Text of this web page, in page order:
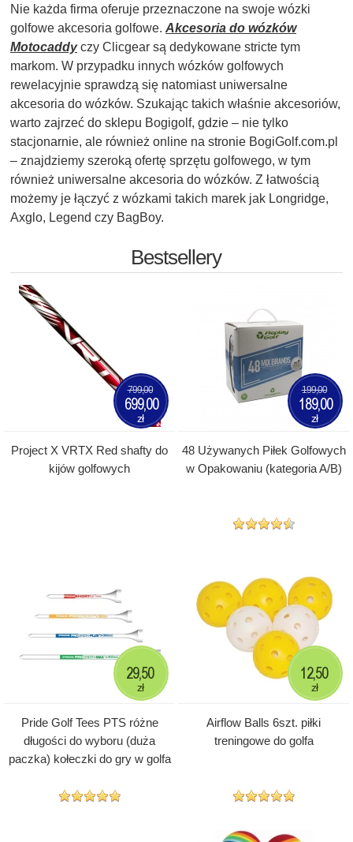
Nie każda firma oferuje przeznaczone na swoje wózki
golfowe akcesoria golfowe. Akcesoria do wózków
Motocaddyczy Clicgear są dedykowane stricte tym
markom. W przypadku innych wózków golfowych
rewelacyjnie sprawdzą się natomiast uniwersalne
akcesoria do wózków. Szukając takich właśnie akcesoriów,
warto zajrzeć do sklepu Bogigolf, gdzie – nie tylko
stacjonarnie, ale również online na stronie BogiGolf.com.pl
– znajdziemy szeroką ofertę sprzętu golfowego, w tym
również uniwersalne akcesoria do wózków. Z łatwością
możemy je łączyć z wózkami takich marek jak Longridge,
Axglo, Legend czy BagBoy.
Bestsellery
Project X VRTX Red shafty do
kijów golfowych
799,00
699,00
zł
48 Używanych Piłek Golfowych
w Opakowaniu (kategoria A/B)
199,00
189,00
zł
Pride Golf Tees PTS różne
długości do wyboru (duża
paczka) kołeczki do gry w golfa
29,50
zł
Airflow Balls 6szt. piłki
treningowe do golfa
12,50
zł